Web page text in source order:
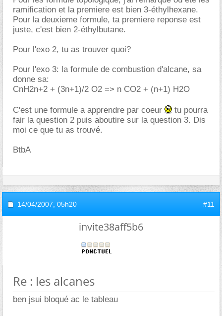
ramification et la premiere est bien 3-éthylhexane.
Pour la deuxieme formule, ta premiere reponse est
juste, c'est bien 2-éthylbutane.
Pour l'exo 2, tu as trouver quoi?
Pour l'exo 3: la formule de combustion d'alcane, sa
donne sa:
CnH2n+2 + (3n+1)/2 O2 => n CO2 + (n+1) H2O
C'est une formule a apprendre par coeur
tu pourra
fair la question 2 puis aboutire sur la question 3. Dis
moi ce que tu as trouvé.
BtbA
14/04/2007, 05h20 #11
invite38aff5b6
Re : les alcanes
ben jsui bloqué ac le tableau